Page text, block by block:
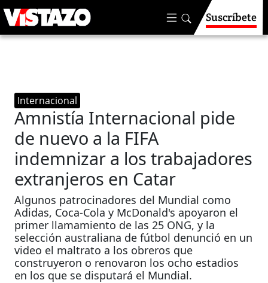
Suscríbete
Internacional
Amnistía Internacional pide
de nuevo a la FIFA
indemnizar a los trabajadores
extranjeros en Catar
Algunos patrocinadores del Mundial como
Adidas, Coca-Cola y McDonald's apoyaron el
primer llamamiento de las 25 ONG, y la
selección australiana de fútbol denunció en un
video el maltrato a los obreros que
construyeron o renovaron los ocho estadios
en los que se disputará el Mundial.